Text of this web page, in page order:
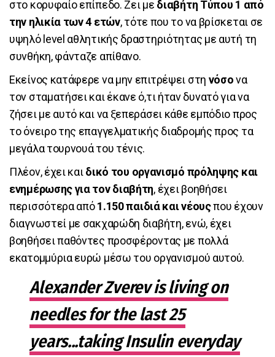
στο κορυφαίο επίπεδο. Ζει με διαβήτη Τύπου 1 από
την ηλικία των 4 ετών, τότε που το να βρίσκεται σε
υψηλό level αθλητικής δραστηριότητας με αυτή τη
συνθήκη, φάνταζε απίθανο.
Εκείνος κατάφερε να μην επιτρέψει στη νόσονα
τον σταματήσει και έκανε ό,τι ήταν δυνατό για να
ζήσει με αυτό και να ξεπεράσει κάθε εμπόδιο προς
το όνειρο της επαγγελματικής διαδρομής προς τα
μεγάλα τουρνουά του τένις.
Πλέον, έχει καιδικό του οργανισμό πρόληψης και
ενημέρωσης για τον διαβήτη, έχει βοηθήσει
περισσότερα από1.150 παιδιά και νέουςπου έχουν
διαγνωστεί με σακχαρώδη διαβήτη, ενώ, έχει
βοηθήσει παθόντες προσφέροντας με πολλά
εκατομμύρια ευρώ μέσω του οργανισμού αυτού.
Alexander Zverev is living on
needles for the last 25
years...taking Insulin everyday